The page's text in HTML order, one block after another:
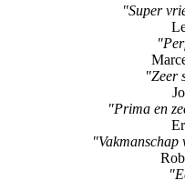
"Super
"Zeer
"Prima en